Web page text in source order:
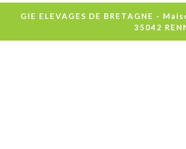
GIE ELEVAGES DE BRETAGNE -
35042